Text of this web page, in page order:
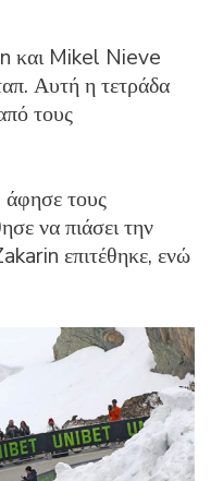
και Mikel Nieve
Αυτή η τετράδα
τους
τους
να πιάσει την
επιτέθηκε, ενώ